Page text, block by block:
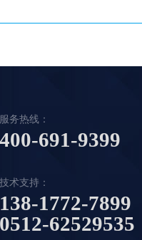
服务热线：
400-691-9399
技术支持：
138-1772-7899
0512-62529535